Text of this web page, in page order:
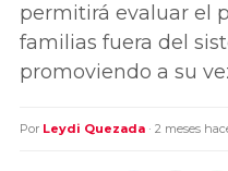
permitirá evaluar el
familias fuera del
promoviendo a su
Por Leydi Quezada · 2 meses